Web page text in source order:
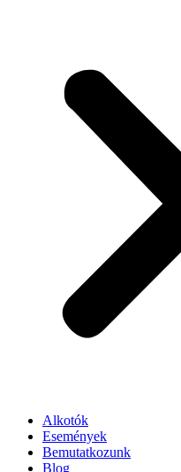
Alkotók
Események
Bemutatkozunk
Blog